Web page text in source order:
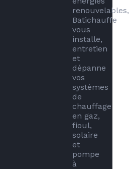
renouvelables,
Batichauffe
vous
installe,
entretien
et
dépanne
vos
systèmes
de
chauffage
en gaz,
fioul,
solaire
et
pompe
à